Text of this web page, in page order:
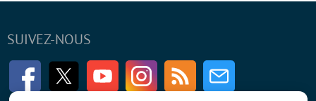
SUIVEZ-NOUS
FacebookTwitter Youtube InstagramRSS Newsletter